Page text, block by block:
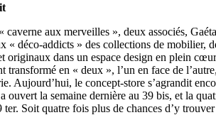
caverne aux merveilles », deux associés,
« déco-­addicts » des collections de mobilier,
originaux dans un espace design en plein
transformé en « deux », l’un en face de
Aujourd’hui, le concept-­store s’agrandit
ouvert la semaine dernière au 39 bis, et la
ter. Soit quatre fois plus de chances d’y